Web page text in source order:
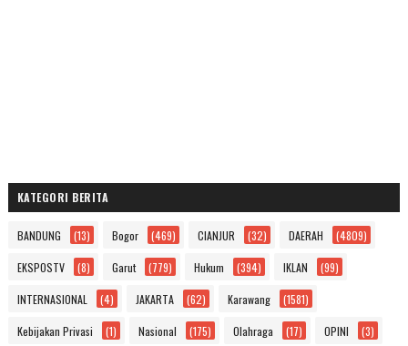
KATEGORI BERITA
BANDUNG (13) Bogor (469) CIANJUR (32) DAERAH (4809)
EKSPOSTV (8) Garut (779) Hukum (394) IKLAN (99)
INTERNASIONAL (4) JAKARTA (62) Karawang (1581)
Kebijakan Privasi (1) Nasional (175) Olahraga (17) OPINI (3)